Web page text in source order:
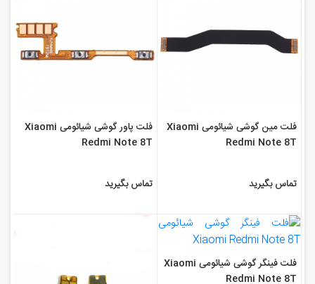
فلت مین گوشی شیائومی Xiaomi
Redmi Note 8T
تماس بگیرید
فلت پاور گوشی شیائومی Xiaomi
Redmi Note 8T
تماس بگیرید
فلت فینگر گوشی شیائومی Xiaomi
Redmi Note 8T